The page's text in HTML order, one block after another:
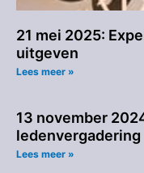
21 mei 2025:
uitgeven
Lees meer »
13 november
ledenvergadering
Lees meer »